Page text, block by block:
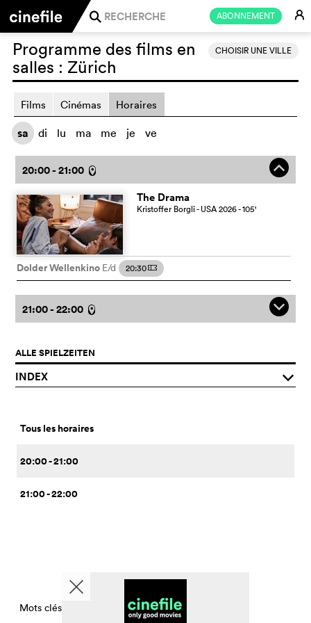
ABONNEMENT E
j
CHOISIR UNE VILLE
Programme des films en
salles : Zürich
Films Cinémas Horaires
sa di lu ma me je ve
20:00 - 21:00 l o
The Drama
Kristoffer Borgli- USA2026- 105'
Dolder Wellenkino E/d 20:30m
21:00 - 22:00 l q
ALLE SPIELZEITEN
INDEX q
Tous les horaires
20:00 - 21:00
21:00 - 22:00
Mots clés CinemaTimesPerDay